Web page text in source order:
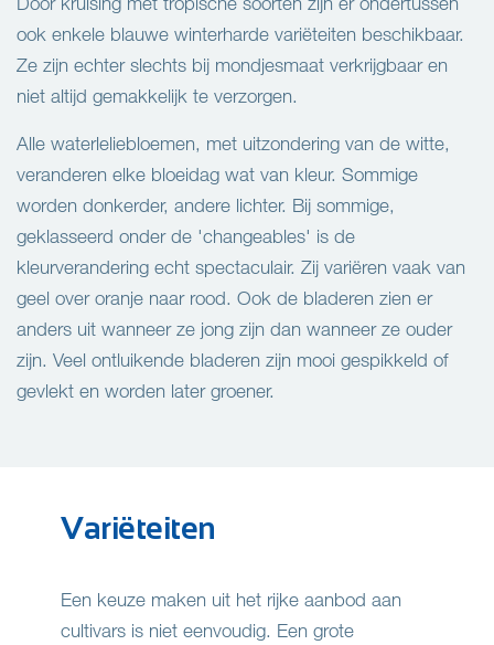
ook enkele blauwe winterharde variëteiten beschikbaar.
Ze zijn echter slechts bij mondjesmaat verkrijgbaar en
niet altijd gemakkelijk te verzorgen.
Alle waterleliebloemen, met uitzondering van de witte,
veranderen elke bloeidag wat van kleur. Sommige
worden donkerder, andere lichter. Bij sommige,
geklasseerd onder de 'changeables' is de
kleurverandering echt spectaculair. Zij variëren vaak van
geel over oranje naar rood. Ook de bladeren zien er
anders uit wanneer ze jong zijn dan wanneer ze ouder
zijn. Veel ontluikende bladeren zijn mooi gespikkeld of
gevlekt en worden later groener.
Variëteiten
Een keuze maken uit het rijke aanbod aan
cultivars is niet eenvoudig. Een grote